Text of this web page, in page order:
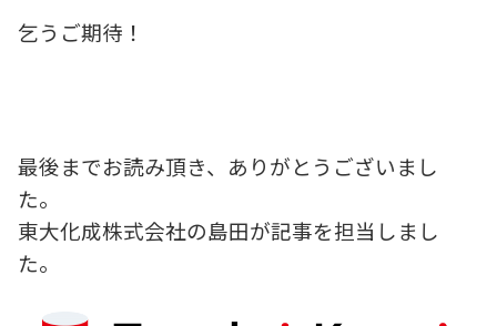
乞うご期待！
最後までお読み頂き、ありがとうございまし
た。
東大化成株式会社の島田が記事を担当しまし
た。